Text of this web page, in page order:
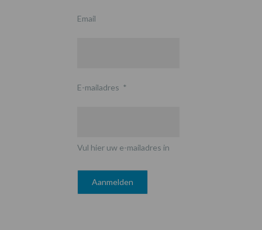
Email
E-mailadres *
Vul hier uw e-mailadres in